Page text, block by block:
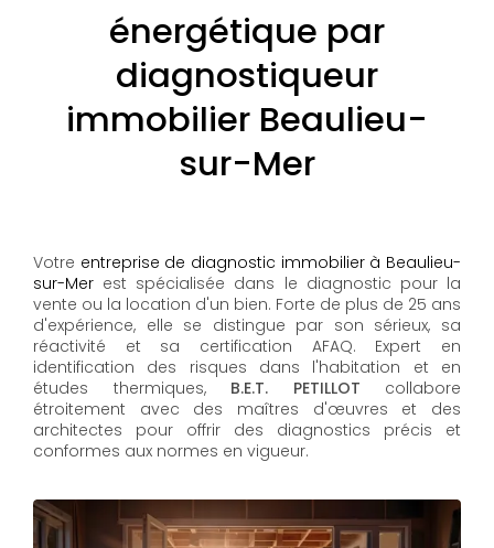
énergétique par
diagnostiqueur
immobilier Beaulieu-
sur-Mer
Votre entreprise de diagnostic immobilier à Beaulieu-
sur-Mer est spécialisée dans le diagnostic pour la
vente ou la location d'un bien. Forte de plus de 25 ans
d'expérience, elle se distingue par son sérieux, sa
réactivité et sa certification AFAQ. Expert en
identification des risques dans l'habitation et en
études thermiques, B.E.T. PETILLOT collabore
étroitement avec des maîtres d'œuvres et des
architectes pour offrir des diagnostics précis et
conformes aux normes en vigueur.